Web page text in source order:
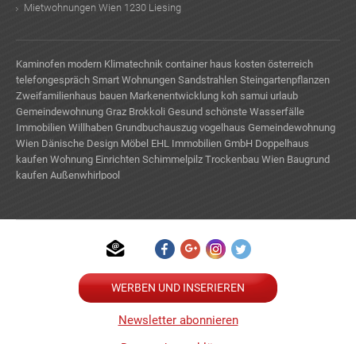
Mietwohnungen Wien 1230 Liesing
Kaminofen modern Klimatechnik container haus kosten österreich
telefongespräch Smart Wohnungen Sandstrahlen Steingartenpflanzen
Zweifamilienhaus bauen Markenentwicklung koh samui urlaub
Gemeindewohnung Graz Brokkoli Gesund schönste Wasserfälle
Immobilien Willhaben Grundbuchauszug vogelhaus Gemeindewohnung
Wien Dänische Design Möbel EHL Immobilien GmbH Doppelhaus
kaufen Wohnung Einrichten Schimmelpilz Trockenbau Wien Baugrund
kaufen Außenwhirlpool
WERBEN UND INSERIEREN
Newsletter abonnieren